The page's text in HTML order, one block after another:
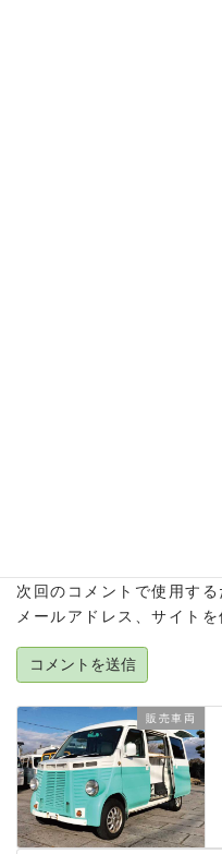
次回のコメントで使用す
メールアドレス、サイトを
販売車両